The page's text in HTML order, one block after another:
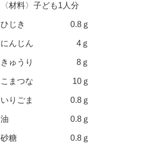
〈材料〉子ども1人分
ひじき 0.8ｇ
にんじん 4ｇ
きゅうり 8ｇ
こまつな 10ｇ
いりごま 0.8ｇ
油 0.8ｇ
砂糖 0.8ｇ